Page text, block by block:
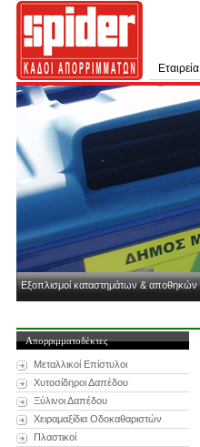
Εταιρεία
Εξοπλισμοί καταστημάτων & αποθηκών
Απορριμματοδέκτες
Μεταλλικοί Επίστυλοι
Χυτοσίδηροι Δαπέδου
Ξύλινοι Δαπέδου
Χειραμαξίδια Οδοκαθαριστών
Πλαστικοί